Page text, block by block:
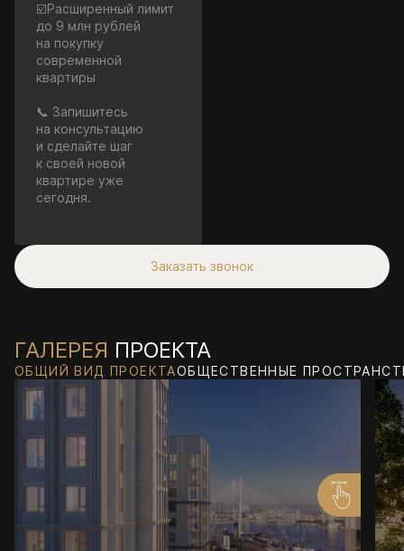
☑️Расширенный лимит
до 9 млн рублей
на покупку
современной
квартиры
📞 Запишитесь
на консультацию
и сделайте шаг
к своей новой
квартире уже
сегодня.
Заказать звонок
ГАЛЕРЕЯ ПРОЕКТА
ОБЩИЙ ВИД ПРОЕКТАОБЩЕСТВЕННЫЕ